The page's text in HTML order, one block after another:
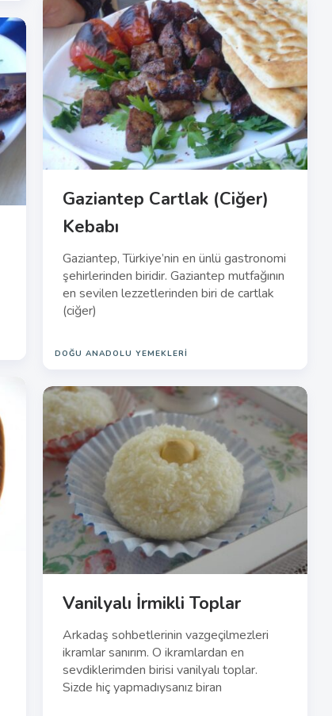
Gaziantep Cartlak (Ciğer)
Kebabı
Gaziantep, Türkiye’nin en ünlü gastronomi
şehirlerinden biridir. Gaziantep mutfağının
en sevilen lezzetlerinden biri de cartlak
(ciğer)
DOĞU ANADOLU YEMEKLERI
Vanilyalı İrmikli Toplar
Arkadaş sohbetlerinin vazgeçilmezleri
ikramlar sanırım. O ikramlardan en
sevdiklerimden birisi vanilyalı toplar.
Sizde hiç yapmadıysanız biran